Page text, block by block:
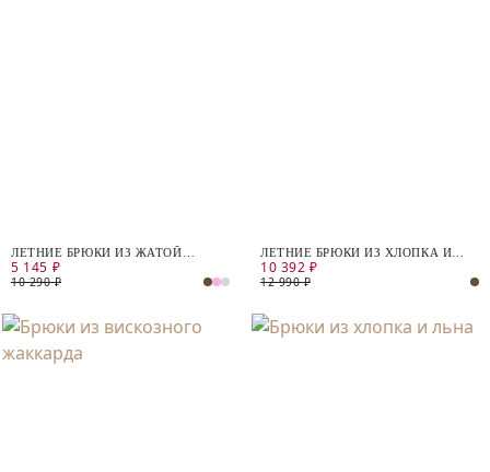
ЛЕТНИЕ БРЮКИ ИЗ ЖАТОЙ
ВИСКОЗЫ
5 145 ₽
10 290 ₽
ЛЕТНИЕ БРЮКИ ИЗ ХЛОПКА И
ЛЬНА
10 392 ₽
12 990 ₽